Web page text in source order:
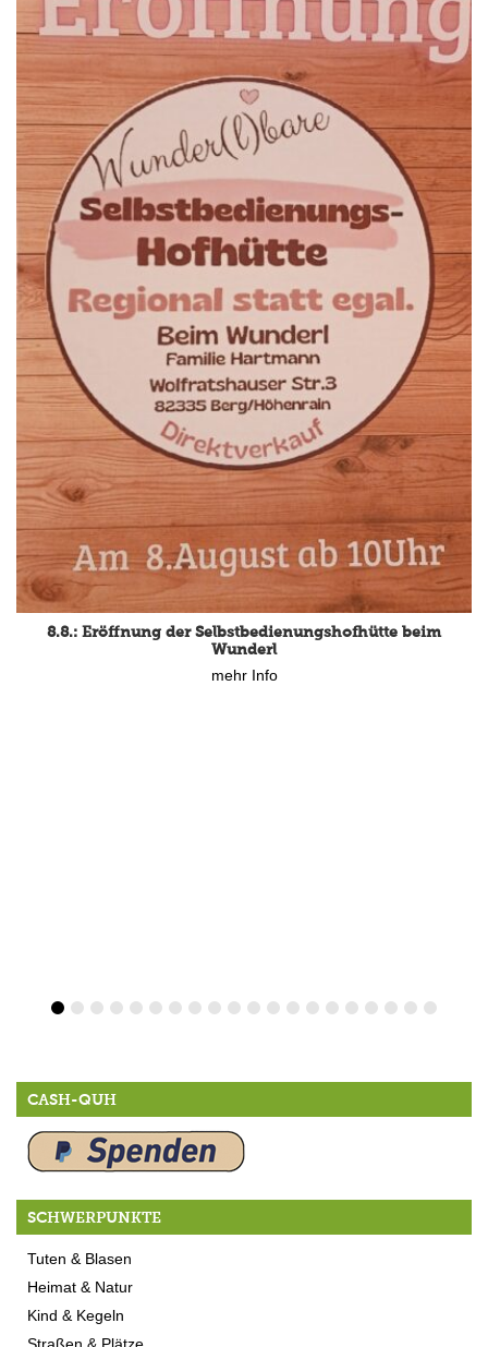
8.8.: Eröffnung der Selbstbedienungshofhütte beim
Wunderl
mehr Info
CASH-QUH
SCHWERPUNKTE
Tuten & Blasen
Heimat & Natur
Kind & Kegeln
Straßen & Plätze